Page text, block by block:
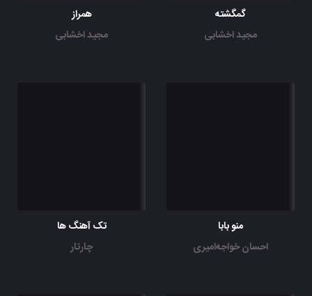
گمگشته
مجید اخشابی
همراز
مجید اخشابی
منو بابا
احسان خواجه‌امیری
تک آهنگ ها
چارتار